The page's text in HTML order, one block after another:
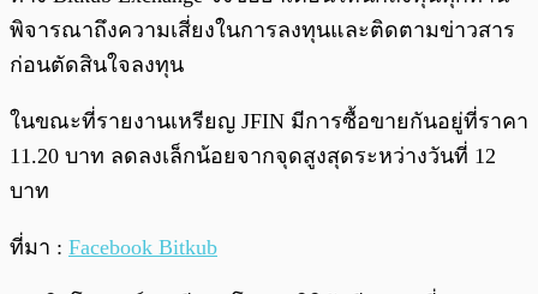
พิจารณาถึงความเสี่ยงในการลงทุนและติดตามข่าวสาร
ก่อนตัดสินใจลงทุน
ในขณะที่รายงานเหรียญ JFIN มีการซื้อขายกันอยู่ที่ราคา
11.20 บาท ลดลงเล็กน้อยจากจุดสูงสุดระหว่างวันที่ 12
บาท
ที่มา : Facebook Bitkub